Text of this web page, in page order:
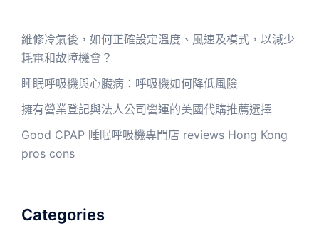
維修冷氣後，如何正確設定溫度、風速及模式，以減少
耗電和故障機會？
睡眠呼吸機與心臟病：呼吸機如何降低風險
擁有營業登記與法人公司營運的美國代購推薦選擇
Good CPAP 睡眠呼吸機專門店 reviews Hong Kong
pros cons
Categories